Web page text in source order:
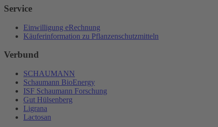
Service
Einwilligung eRechnung
Käuferinformation zu Pflanzenschutzmitteln
Verbund
SCHAUMANN
Schaumann BioEnergy
ISF Schaumann Forschung
Gut Hülsenberg
Ligrana
Lactosan